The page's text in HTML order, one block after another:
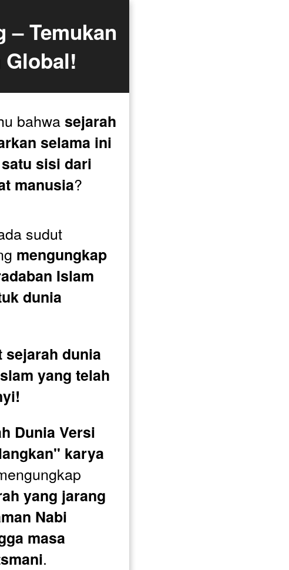
– Temukan
Global!
bahwa sejarah
selama ini
sisi dari
manusia?
sudut
mengungkap
Islam
dunia
sejarah dunia
yang telah
Dunia Versi
karya
yang jarang
Nabi
masa
.